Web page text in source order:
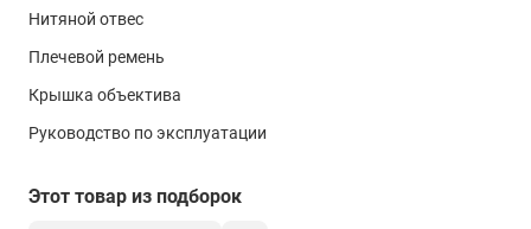
Длина зрительной трубы
Нитяной отвес
Плечевой ремень
Крышка объектива
Руководство по эксплуатации
Этот товар из подборок